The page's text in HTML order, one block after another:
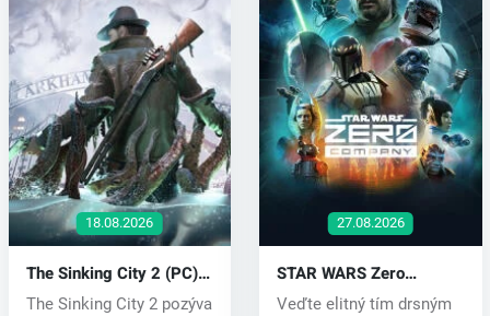
18.08.2026
The Sinking City 2 (PC)
key
The Sinking City 2 pozýva
27.08.2026
STAR WARS Zero
Company™ (PC) key
Veďte elitný tím drsným